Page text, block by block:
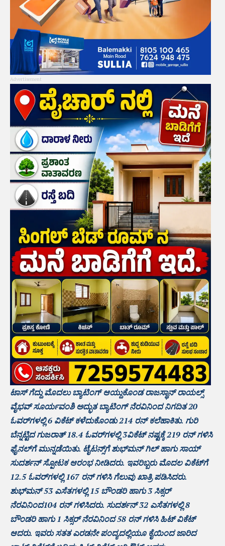
Advertisement
ಟಾಸ್‌ ಗೆದ್ದು ಮೊದಲು ಬ್ಯಾಟಿಂಗ್‌ ಆಯ್ದುಕೊಂಡ ರಾಜಸ್ಥಾನ್ ರಾಯಲ್ಸ್
ವೈಭವ್‌ ಸೂರ್ಯವಂಶಿ ಅದ್ಭುತ ಬ್ಯಾಟಿಂಗ್‌ ನೆರವಿನಿಂದ ನಿಗದಿತ 20
ಓವರ್‌ಗಳಲ್ಲಿ 6 ವಿಕೆಟ್‌ ಕಳೆದುಕೊಂಡು 214 ರನ್‌ ಕಲೆಹಾಕಿತು. ಗುರಿ
ಬೆನ್ನಟ್ಟಿದ ಗುಜರಾತ್‌‌ 18.4 ಓವರ್‌ಗಳಲ್ಲಿ 3ವಿಕೆಟ್ ನಷ್ಟಕ್ಕೆ 219 ರನ್ ಗಳಿಸಿ
ಫೈನಲ್‌ಗೆ ಮುನ್ನಡೆಯಿತು. ಟೈಟನ್ಸ್‌ಗೆ ಶುಭ್‌ಮನ್ ಗಿಲ್ ಹಾಗು ಸಾಯ್
ಸುದರ್ಶನ್ ಸ್ಪೋಟಕ ಆರಂಭ ನೀಡಿದರು. ಇವರಿಬ್ಬರು ಮೊದಲ ವಿಕೆಟ್‌ಗೆ
12.5 ಓವರ್‌ಗಳಲ್ಲಿ 167 ರನ್ ಗಳಿಸಿ ಗೆಲುವು ಖಾತ್ರಿ ಪಡಿಸಿದರು.
ಶುಭ್‌‌ಮನ್ 53 ಎಸೆತಗಳಲ್ಲಿ 15 ಬೌಂಡರಿ ಹಾಗು 3 ಸಿಕ್ಸರ್
ನೆರವಿನಿಂದ104 ರನ್ ಗಳಿಸಿದರು. ಸುದರ್ಶನ್ 32 ಎಸೆತಗಳಲ್ಲಿ 8
ಬೌಂಡರಿ ಹಾಗು 1 ಸಿಕ್ಸರ್ ನೆರವಿನಿಂದ 58 ರನ್ ಗಳಿಸಿ ಹಿಟ್ ವಿಕೆಟ್
ಆದರು. ಇವರು ಸತತ ಎರಡನೇ ಪಂದ್ಯದಲ್ಲಿಯೂ ಕೈಯಿಂದ ಜಾರಿದ